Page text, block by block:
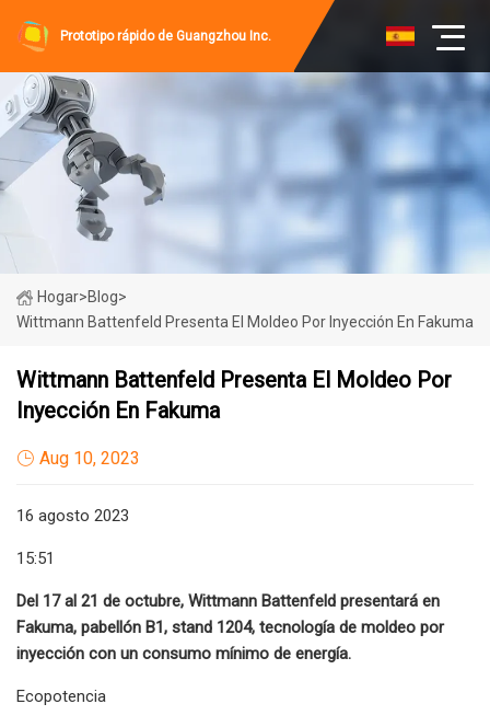
Prototipo rápido de Guangzhou Inc.
Hogar>Blog>
Wittmann Battenfeld Presenta El Moldeo Por Inyección En Fakuma
Wittmann Battenfeld Presenta El Moldeo Por
Inyección En Fakuma
Aug 10, 2023
16 agosto 2023
15:51
Del 17 al 21 de octubre, Wittmann Battenfeld presentará en
Fakuma, pabellón B1, stand 1204, tecnología de moldeo por
inyección con un consumo mínimo de energía.
Ecopotencia